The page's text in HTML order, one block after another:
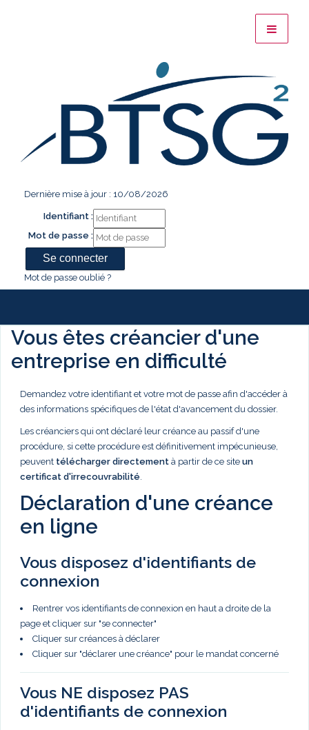
Dernière mise à jour : 10/08/2026
Identifiant :
Mot de passe :
Mot de passe oublié ?
Vous êtes créancier d'une
entreprise en difficulté
Demandez votre identifiant et votre mot de passe afin d'accéder à
des informations spécifiques de l'état d'avancement du dossier.
Les créanciers qui ont déclaré leur créance au passif d'une
procédure, si cette procédure est définitivement impécunieuse,
peuvent télécharger directement à partir de ce site un
certificat d'irrecouvrabilité.
Déclaration d'une créance
en ligne
Vous disposez d'identifiants de
connexion
Rentrer vos identifiants de connexion en haut a droite de la
page et cliquer sur "se connecter"
Cliquer sur créances à déclarer
Cliquer sur "déclarer une créance" pour le mandat concerné
Vous NE disposez PAS
d'identifiants de connexion